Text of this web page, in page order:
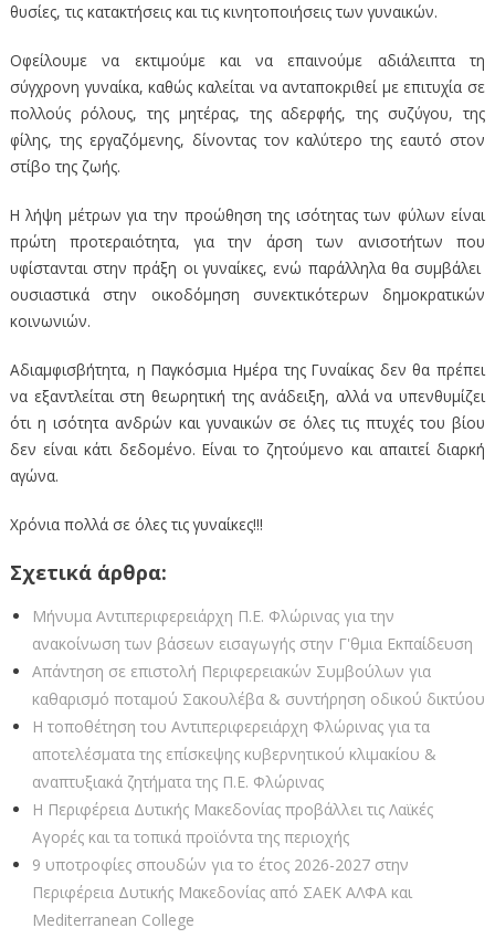
θυσίες, τις κατακτήσεις και τις κινητοποιήσεις των γυναικών.
Οφείλουμε να εκτιμούμε και να επαινούμε αδιάλειπτα τη
σύγχρονη γυναίκα, καθώς καλείται να ανταποκριθεί με επιτυχία σε
πολλούς ρόλους, της μητέρας, της αδερφής, της συζύγου, της
φίλης, της εργαζόμενης, δίνοντας τον καλύτερο της εαυτό στον
στίβο της ζωής.
Η λήψη μέτρων για την προώθηση της ισότητας των φύλων είναι
πρώτη προτεραιότητα, για την άρση των ανισοτήτων που
υφίστανται στην πράξη οι γυναίκες, ενώ παράλληλα θα συμβάλει
ουσιαστικά στην οικοδόμηση συνεκτικότερων δημοκρατικών
κοινωνιών.
Αδιαμφισβήτητα, η Παγκόσμια Ημέρα της Γυναίκας δεν θα πρέπει
να εξαντλείται στη θεωρητική της ανάδειξη, αλλά να υπενθυμίζει
ότι η ισότητα ανδρών και γυναικών σε όλες τις πτυχές του βίου
δεν είναι κάτι δεδομένο. Είναι το ζητούμενο και απαιτεί διαρκή
αγώνα.
Χρόνια πολλά σε όλες τις γυναίκες!!!
Σχετικά άρθρα:
Μήνυμα Αντιπεριφερειάρχη Π.Ε. Φλώρινας για την
ανακοίνωση των βάσεων εισαγωγής στην Γ'θμια Εκπαίδευση
Απάντηση σε επιστολή Περιφερειακών Συμβούλων για
καθαρισμό ποταμού Σακουλέβα & συντήρηση οδικού δικτύου
Η τοποθέτηση του Αντιπεριφερειάρχη Φλώρινας για τα
αποτελέσματα της επίσκεψης κυβερνητικού κλιμακίου &
αναπτυξιακά ζητήματα της Π.Ε. Φλώρινας
Η Περιφέρεια Δυτικής Μακεδονίας προβάλλει τις Λαϊκές
Αγορές και τα τοπικά προϊόντα της περιοχής
9 υποτροφίες σπουδών για το έτος 2026-2027 στην
Περιφέρεια Δυτικής Μακεδονίας από ΣΑEK ΑΛΦΑ και
Mediterranean College